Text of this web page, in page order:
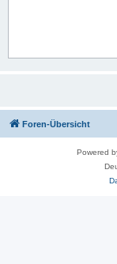
Foren-Übersicht
Powered